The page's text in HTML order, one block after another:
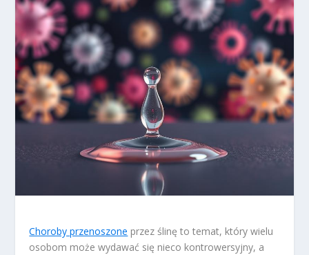
Choroby przenoszone przez ślinę to temat, który wielu
osobom może wydawać się nieco kontrowersyjny, a